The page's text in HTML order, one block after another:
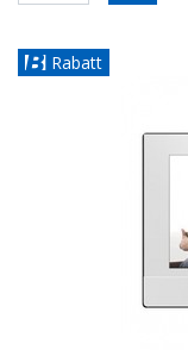
Rabatt